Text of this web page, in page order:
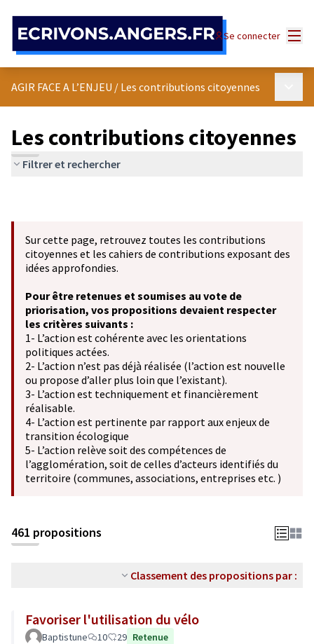
Se connecter
AGIR FACE A L’ENJEU / Les contributions citoyennes
Les contributions citoyennes
Filtrer et rechercher
Sur cette page, retrouvez toutes les contributions
citoyennes et les cahiers de contributions exposant des
idées approfondies.
Pour être retenues et soumises au vote de
priorisation, vos propositions devaient respecter
les critères suivants :
1- L’action est cohérente avec les orientations
politiques actées.
2- L’action n’est pas déjà réalisée (l’action est nouvelle
ou propose d’aller plus loin que l’existant).
3- L’action est techniquement et financièrement
réalisable.
4- L’action est pertinente par rapport aux enjeux de
transition écologique
5- L’action relève soit des compétences de
l’agglomération, soit de celles d’acteurs identifiés du
territoire (communes, associations, entreprises etc. )
461 propositions
Classement des propositions par :
Favoriser l'utilisation du vélo
Baptistune 10 29 Retenue